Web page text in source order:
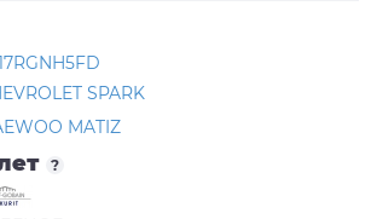
SPARK
MATIZ
?